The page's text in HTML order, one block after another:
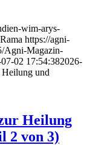
wim-arys-
https://agni-
Agni-Magazin-
02 17:54:382026-
Heilung und
Heilung
2 von 3)